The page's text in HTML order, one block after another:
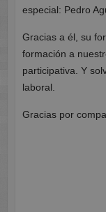
especial: Pedro
Gracias a él, su
formación a
participativa. Y
laboral.
Gracias por